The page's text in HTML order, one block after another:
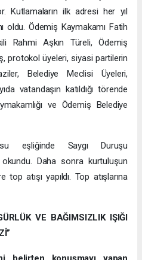
Kutlamaların ilk adresi her yıl
oldu. Ödemiş Kaymakamı Fatih
Rahmi Aşkın Türeli, Ödemiş
protokol üyeleri, siyasi partilerin
Belediye Meclisi Üyeleri,
vatandaşın katıldığı törende
ve Ödemiş Belediye
eşliğinde Saygı Duruşu
Daha sonra kurtuluşun
top atışı yapıldı. Top atışlarına
VE BAĞIMSIZLIK IŞIĞI